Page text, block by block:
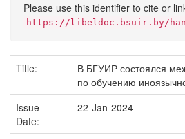
Please use this identifier to cite or
https://libeldoc.bsuir.by/
Title:
В БГУИР состоялся
по обучению
Issue
Date:
22-Jan-2024